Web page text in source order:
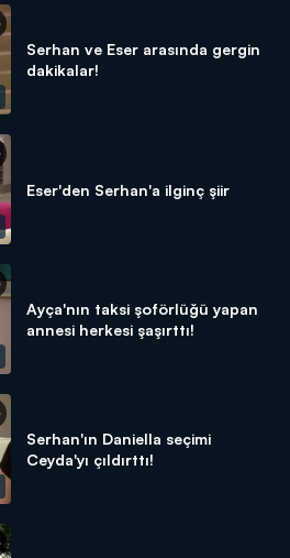
Serhan ve Eser arasında gergin
dakikalar!
Eser'den Serhan'a ilginç şiir
Ayça'nın taksi şoförlüğü yapan
annesi herkesi şaşırttı!
Serhan'ın Daniella seçimi
Ceyda'yı çıldırttı!